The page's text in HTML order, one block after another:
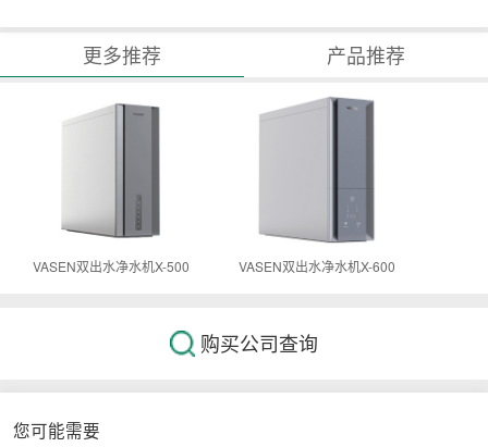
更多推荐 产品推荐
VASEN双出水净水机X-500 VASEN双出水净水机X-600
购买公司查询
您可能需要